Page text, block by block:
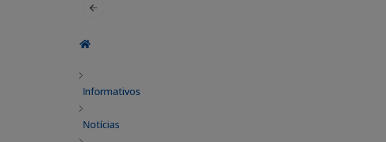
Informativos
Notícias